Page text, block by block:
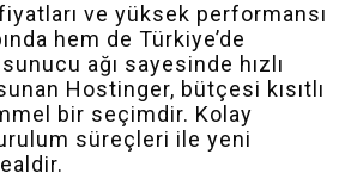
ve yüksek performansı
hem de Türkiye’de
ağı sayesinde hızlı
Hostinger, bütçesi kısıtlı
bir seçimdir. Kolay
süreçleri ile yeni